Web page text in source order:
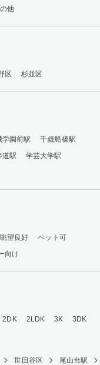
他
区 杉並区
学園前駅
千歳船橋駅
道駅
学芸大学駅
眺望良好
ペット可
向け
2DK 2LDK 3K
3DK
世田谷区 尾山台駅